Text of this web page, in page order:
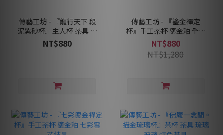
傳藝工坊 - 『龍行天下 段
泥紫砂杯』主人杯 茶具 立
體浮雕 紫砂黃段泥
NT$880
傳藝工坊 - 『鎏金禪定
杯』手工茶杯 鎏金釉 全金
色 雪花結晶
NT$880
NT$1,280